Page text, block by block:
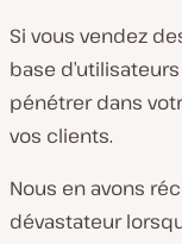
Si vous vendez
base
pénétrer dans
vos clients.
Nous en avons
dévastateur